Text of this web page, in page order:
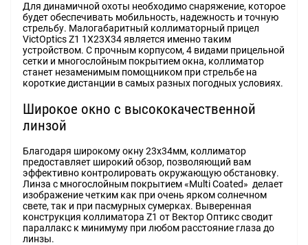
Для динамичной охоты необходимо снаряжение, которое
будет обеспечивать мобильность, надежность и точную
стрельбу. Малогабаритный коллиматорный прицел
VictOptics Z1 1X23X34 является именно таким
устройством. С прочным корпусом, 4 видами прицельной
сетки и многослойным покрытием окна, коллиматор
станет незаменимым помощником при стрельбе на
короткие дистанции в самых разных погодных условиях.
Широкое окно с высококачественной
линзой
Благодаря широкому окну 23x34мм, коллиматор
предоставляет широкий обзор, позволяющий вам
эффективно контролировать окружающую обстановку.
Линза с многослойным покрытием «Multi Coated» делает
изображение четким как при очень ярком солнечном
свете, так и при пасмурных сумерках. Выверенная
конструкция коллиматора Z1 от Вектор Оптикс сводит
параллакс к минимуму при любом расстояние глаза до
линзы.